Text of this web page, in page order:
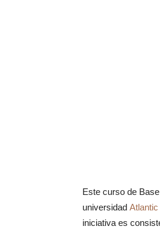
Este curso de
universidad
iniciativa es